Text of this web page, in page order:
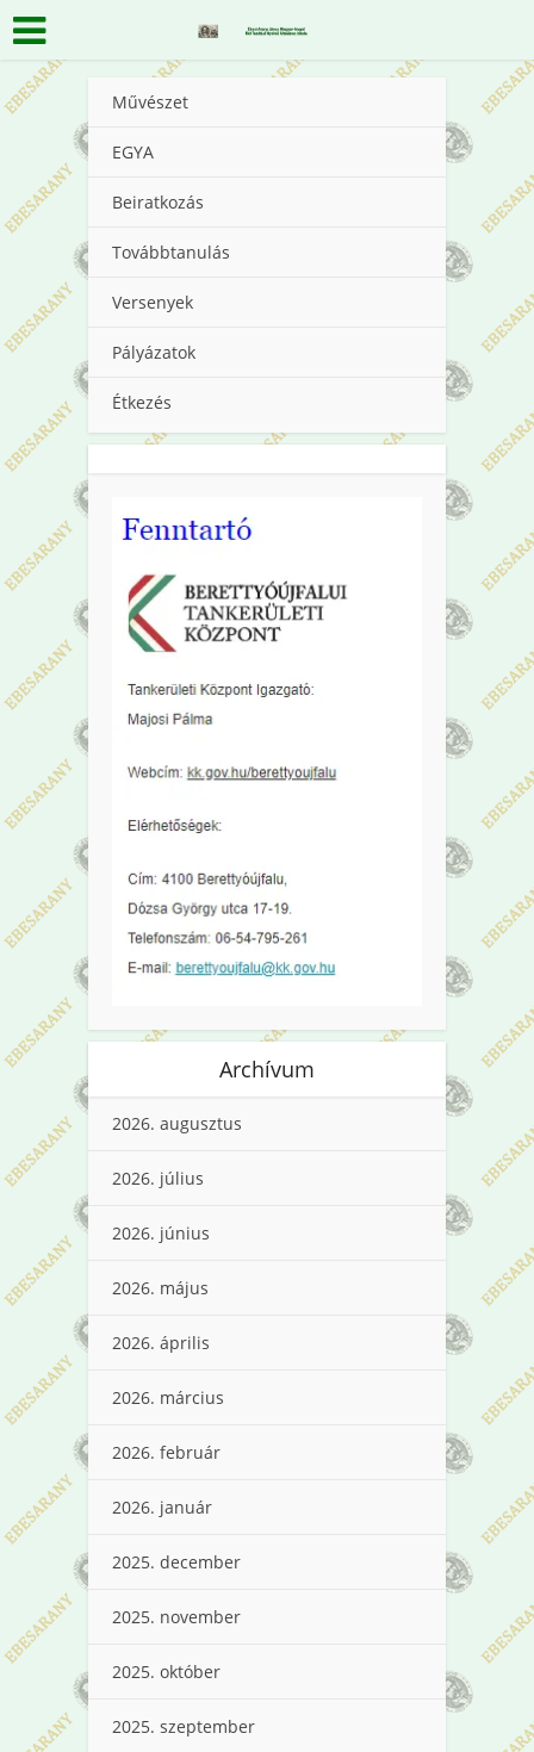
Művészet
EGYA
Beiratkozás
Továbbtanulás
Versenyek
Pályázatok
Étkezés
Archívum
2026. augusztus
2026. július
2026. június
2026. május
2026. április
2026. március
2026. február
2026. január
2025. december
2025. november
2025. október
2025. szeptember